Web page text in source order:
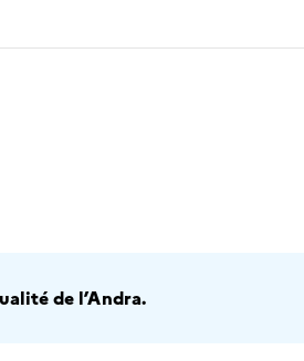
de l’Andra.